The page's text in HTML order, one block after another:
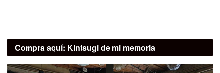
Compra aquí: Kintsugi de mi memoria